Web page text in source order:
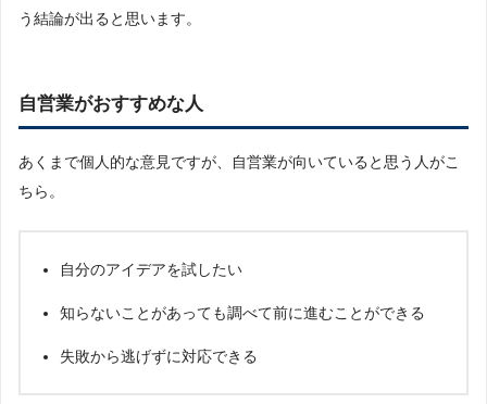
う結論が出ると思います。
自営業がおすすめな人
あくまで個人的な意見ですが、自営業が向いていると思う人がこ
ちら。
自分のアイデアを試したい
知らないことがあっても調べて前に進むことができる
失敗から逃げずに対応できる